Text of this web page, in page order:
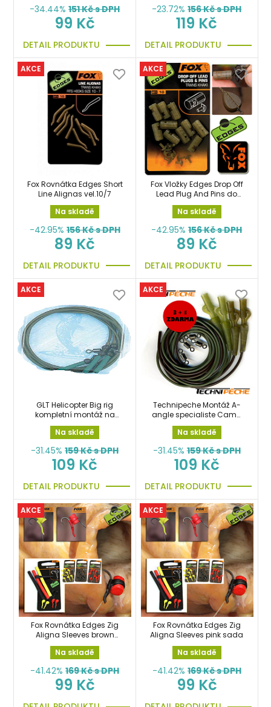
-34.44% 151Kč s DPH
99 Kč
DETAIL PRODUKTU
-23.72% 156Kč s DPH
119 Kč
DETAIL PRODUKTU
AKCE
Fox Rovnátka Edges Short
Line Alignas vel.10/7
Na skladě
-42.95% 156Kč s DPH
89 Kč
DETAIL PRODUKTU
AKCE
Fox Vložky Edges Drop Off
Lead Plug And Pins do
olov
Na skladě
-42.95% 156Kč s DPH
89 Kč
DETAIL PRODUKTU
AKCE
GLT Helicopter Big rig
kompletní montáž na
helikoptéru
Na skladě
-31.45% 159Kč s DPH
109 Kč
DETAIL PRODUKTU
AKCE
Technipeche Montáž A-
angle specialiste Camo
4x kompletní se závěskou
Na skladě
-31.45% 159Kč s DPH
109 Kč
DETAIL PRODUKTU
AKCE
Fox Rovnátka Edges Zig
Aligna Sleeves brown
sada
Na skladě
-41.42% 169Kč s DPH
99 Kč
AKCE
Fox Rovnátka Edges Zig
Aligna Sleeves pink sada
Na skladě
-41.42% 169Kč s DPH
99 Kč